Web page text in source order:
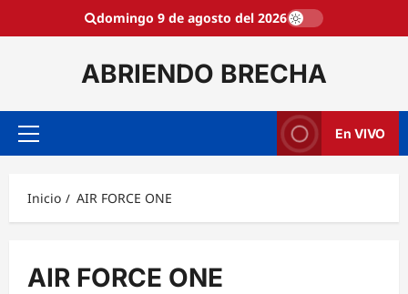
domingo 9 de agosto del 2026
ABRIENDO BRECHA
Menú
En VIVO
Inicio AIR FORCE ONE
AIR FORCE ONE